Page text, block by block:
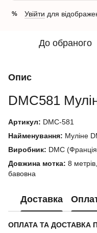
% Увійти для
До обраного
Опис
DMC581
Артикул: DMC-581
Найменування: Муліне
Виробник: DMC
Довжина мотка: 8
бавовна
Доставка
ОПЛАТА ТА ДОСТАВКА